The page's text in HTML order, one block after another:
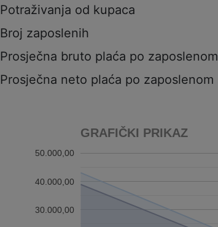
Potraživanja od kupaca
Broj zaposlenih
Prosječna bruto plaća po zaposlenom
Prosječna neto plaća po zaposlenom
GRAFIČKI PRIKAZ
30.000,00
40.000,00
50.000,00